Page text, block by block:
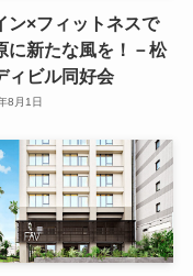
ン×フィットネスで
に新たな風を！－松
ィビル同好会
8月1日